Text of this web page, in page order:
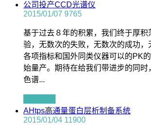
公司投产CCD光谱仪
2015/01/07 9765
基于过去８年的积累，我们终于厚积
验，无数次的失败，无数次的成功，
各项指标和国外同类仪器可以的PK
始量产。期待在给我们带进步的同时
色谱...
AHtps高通量蛋白层析制备系统
2015/01/04 11900